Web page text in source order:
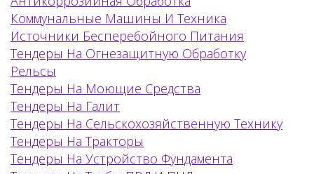
Коммунальные Машины И Техника
Источники Бесперебойного Питания
Тендеры На Огнезащитную Обработку
Рельсы
Тендеры На Моющие Средства
Тендеры На Галит
Тендеры На Сельскохозяйственную Технику
Тендеры На Тракторы
Тендеры На Устройство Фундамента